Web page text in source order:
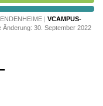
| VCAMPUS-
Änderung: 30. September 2022